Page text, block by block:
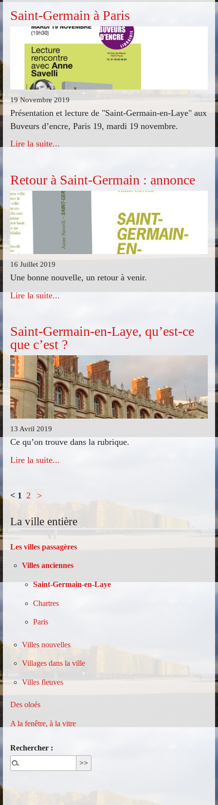
Saint-Germain à Paris
19 Novembre 2019
Présentation et lecture de "Saint-Germain-en-Laye" aux
Buveurs d’encre, Paris 19, mardi 19 novembre.
Lire la suite...
Retour à Saint-Germain : annonce
16 Juillet 2019
Une bonne nouvelle, un retour à venir.
Lire la suite...
Saint-Germain-en-Laye, qu’est-ce
que c’est ?
13 Avril 2019
Ce qu’on trouve dans la rubrique.
Lire la suite...
< 1 2 >
La ville entière
Les villes passagères
Villes anciennes
Saint-Germain-en-Laye
Chartres
Paris
Villes nouvelles
Villages dans la ville
Villes fleuves
Des oloés
A la fenêtre, à la vitre
Rechercher :